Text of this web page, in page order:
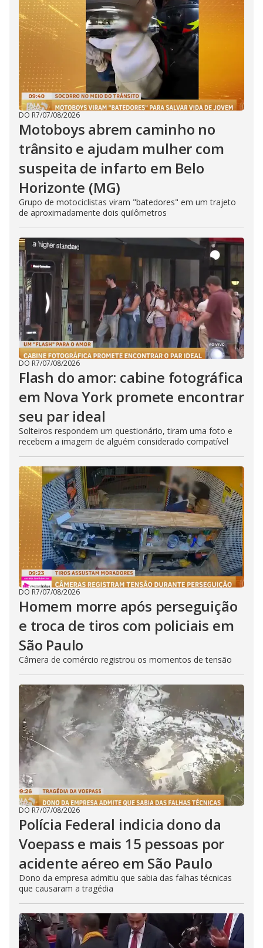
DO R7/07/08/2026
Motoboys abrem caminho no
trânsito e ajudam mulher com
suspeita de infarto em Belo
Horizonte (MG)
Grupo de motociclistas viram "batedores" em um trajeto
de aproximadamente dois quilômetros
DO R7/07/08/2026
Flash do amor: cabine fotográfica
em Nova York promete encontrar
seu par ideal
Solteiros respondem um questionário, tiram uma foto e
recebem a imagem de alguém considerado compatível
DO R7/07/08/2026
Homem morre após perseguição
e troca de tiros com policiais em
São Paulo
Câmera de comércio registrou os momentos de tensão
DO R7/07/08/2026
Polícia Federal indicia dono da
Voepass e mais 15 pessoas por
acidente aéreo em São Paulo
Dono da empresa admitiu que sabia das falhas técnicas
que causaram a tragédia